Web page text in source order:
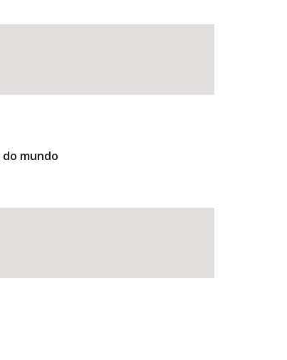
mundo